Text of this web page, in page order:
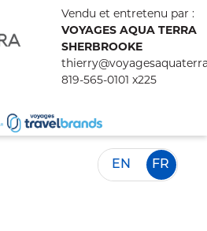
Vendu et entretenu par :
VOYAGES AQUA TERRA
SHERBROOKE
819-565-0101 x225
EN FR